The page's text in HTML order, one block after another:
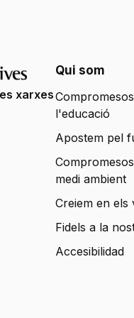
xarxes
Qui som
l'educació
Apostem pel
medi ambient
Creiem en els
Fidels a la
Accesibilidad